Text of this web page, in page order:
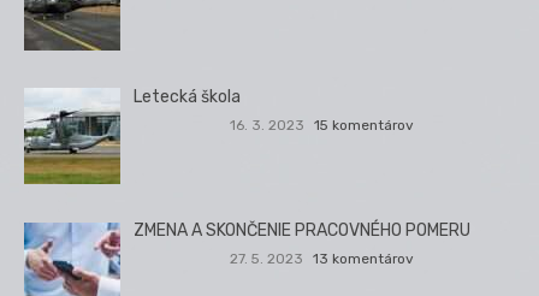
Letecká škola
16. 3. 2023 15 komentárov
ZMENA A SKONČENIE PRACOVNÉHO POMERU
27. 5. 2023 13 komentárov